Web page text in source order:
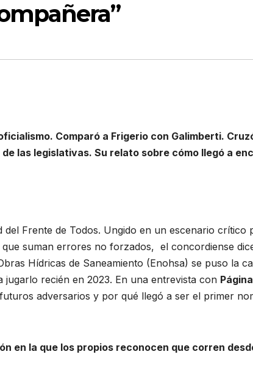
Comparó a Frigerio con Galimberti.
las legislativas. Su relato sobre cómo llegó a
del Frente de Todos. Ungido en un escenario crítico
suman errores no forzados, el concordiense
Hídricas de Saneamiento (Enohsa) se puso la
recién en 2023. En una entrevista con Página
adversarios y por qué llegó a ser el primer
en la que los propios reconocen que corren